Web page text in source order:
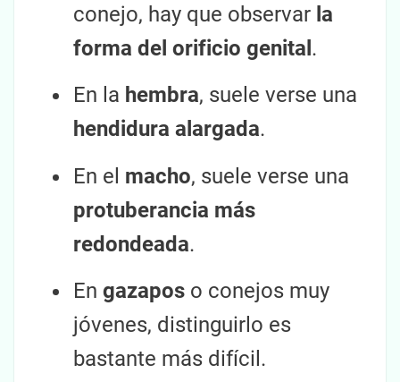
conejo, hay que observar la
forma del orificio genital .
En la hembra, suele verse una
hendidura alargada.
En el macho, suele verse una
protuberancia más
redondeada.
En gazapos o conejos muy
jóvenes, distinguirlo es
bastante más difícil.